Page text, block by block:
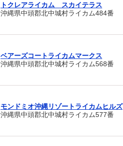
トクレアライカム スカイテラス
沖縄県中頭郡北中城村ライカム484番
ベアーズコートライカムマークス
沖縄県中頭郡北中城村ライカム568番
モンドミオ沖縄リゾートライカムヒルズ
沖縄県中頭郡北中城村ライカム577番